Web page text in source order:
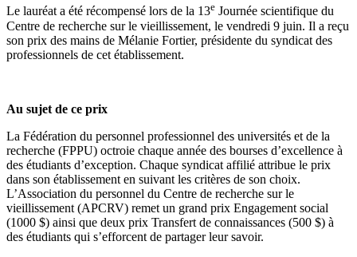
Le lauréat a été récompensé lors de la 13e Journée scientifique du
Centre de recherche sur le vieillissement, le vendredi 9 juin. Il a reçu
son prix des mains de Mélanie Fortier, présidente du syndicat des
professionnels de cet établissement.
Au sujet de ce prix
La Fédération du personnel professionnel des universités et de la
recherche (FPPU) octroie chaque année des bourses d’excellence à
des étudiants d’exception. Chaque syndicat affilié attribue le prix
dans son établissement en suivant les critères de son choix.
L’Association du personnel du Centre de recherche sur le
vieillissement (APCRV) remet un grand prix Engagement social
(1000 $) ainsi que deux prix Transfert de connaissances (500 $) à
des étudiants qui s’efforcent de partager leur savoir.